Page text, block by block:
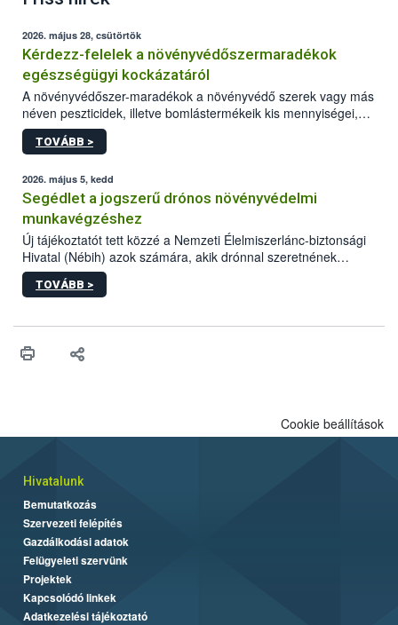
2026. május 28, csütörtök
Kérdezz-felelek a növényvédőszermaradékok
egészségügyi kockázatáról
A növényvédőszer-maradékok a növényvédő szerek vagy más
néven peszticidek, illetve bomlástermékeik kis mennyiségei,
melyek a terményekben vagy azok felületén a betakarítást,
szüretelést, illetve tárolást követően is megmaradhatnak. Az
mennyiségének esetenként a kezelt terményeken is jelen kell
lennie. Nem minden élelmiszer tartalmaz szermaradékot.
Azokban az élelmiszerekben is, melyekben kimutathatóak,
általában csak nagyon kis mennyiségben vannak jelen, így nem
jelenthetnek kockázatot a fogyasztó egészségére nézve.
TOVÁBB >
2026. május 5, kedd
Segédlet a jogszerű drónos növényvédelmi
munkavégzéshez
Új tájékoztatót tett közzé a Nemzeti Élelmiszerlánc-biztonsági
Hivatal (Nébih) azok számára, akik drónnal szeretnének
növényvédelmi vagy tápanyag-gazdálkodási tevékenységet
végezni Magyarországon. Az összefoglaló részletesen
műszaki és hatósági feltételek.
TOVÁBB >
Cookie beállítások
Hivatalunk
Bemutatkozás
Szervezeti felépítés
Gazdálkodási adatok
Felügyeleti szervünk
Projektek
Kapcsolódó linkek
Adatkezelési tájékoztató